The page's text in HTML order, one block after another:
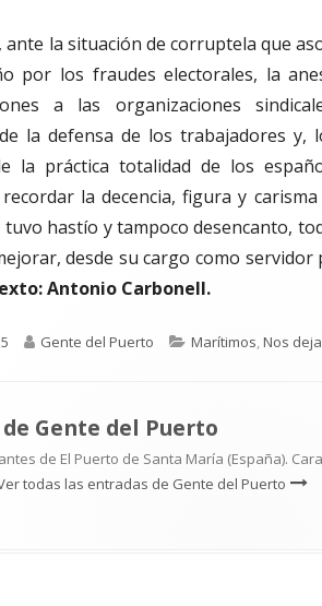
ante la situación de corruptela que
por los fraudes electorales, la
a las organizaciones
la defensa de los trabajadores y,
la práctica totalidad de los
la decencia, figura y
tuvo hastío y tampoco desencanto,
desde su cargo como
Antonio Carbonell.
Autor
Gente del Puerto Categorías
Marítimos,Nos
Gente del Puerto
de El Puerto de Santa María (España).
todas las entradas de Gente del Puerto